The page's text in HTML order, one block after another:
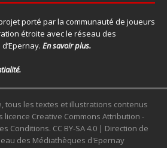
porté par la communauté de joueurs
étroite avec le réseau des
En savoir plus.
tous les textes et illustrations contenus
licence Creative Commons Attribution -
Conditions. CC BY-SA 4.0 | Direction de
des Médiathèques d'Epernay